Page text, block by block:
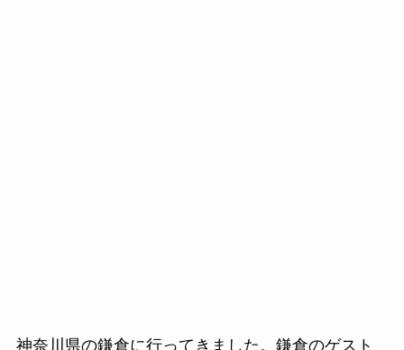
神奈川県の鎌倉に行ってきました。鎌倉のゲスト